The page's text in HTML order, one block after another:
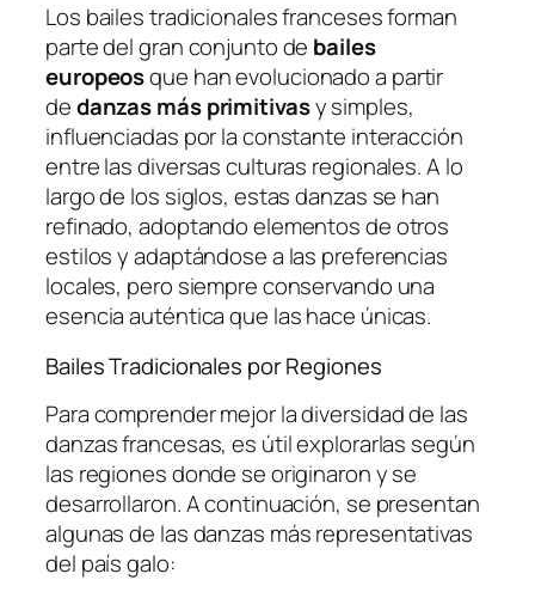
Los bailes tradicionales franceses forman
parte del gran conjunto de bailes
europeosque han evolucionado a partir
dedanzas más primitivasy simples,
influenciadas por la constante interacción
entre las diversas culturas regionales. A lo
largo de los siglos, estas danzas se han
refinado, adoptando elementos de otros
estilos y adaptándose a las preferencias
locales, pero siempre conservando una
esencia auténtica que las hace únicas.
Bailes Tradicionales por Regiones
Para comprender mejor la diversidad de las
danzas francesas, es útil explorarlas según
las regiones donde se originaron y se
desarrollaron. A continuación, se presentan
algunas de las danzas más representativas
del país galo: